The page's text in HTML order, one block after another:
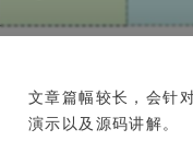
文章篇幅较长，会针
演示以及源码讲解。